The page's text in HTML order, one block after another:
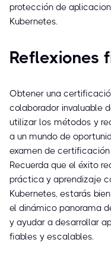
protección de
Kubernetes.
Reflexiones
Obtener una
colaborador invaluable
utilizar los métodos y
a un mundo de
examen de
Recuerda que el éxito
práctica y aprendizaje
Kubernetes, estarás
el dinámico panorama
y ayudar a desarrollar
fiables y escalables.